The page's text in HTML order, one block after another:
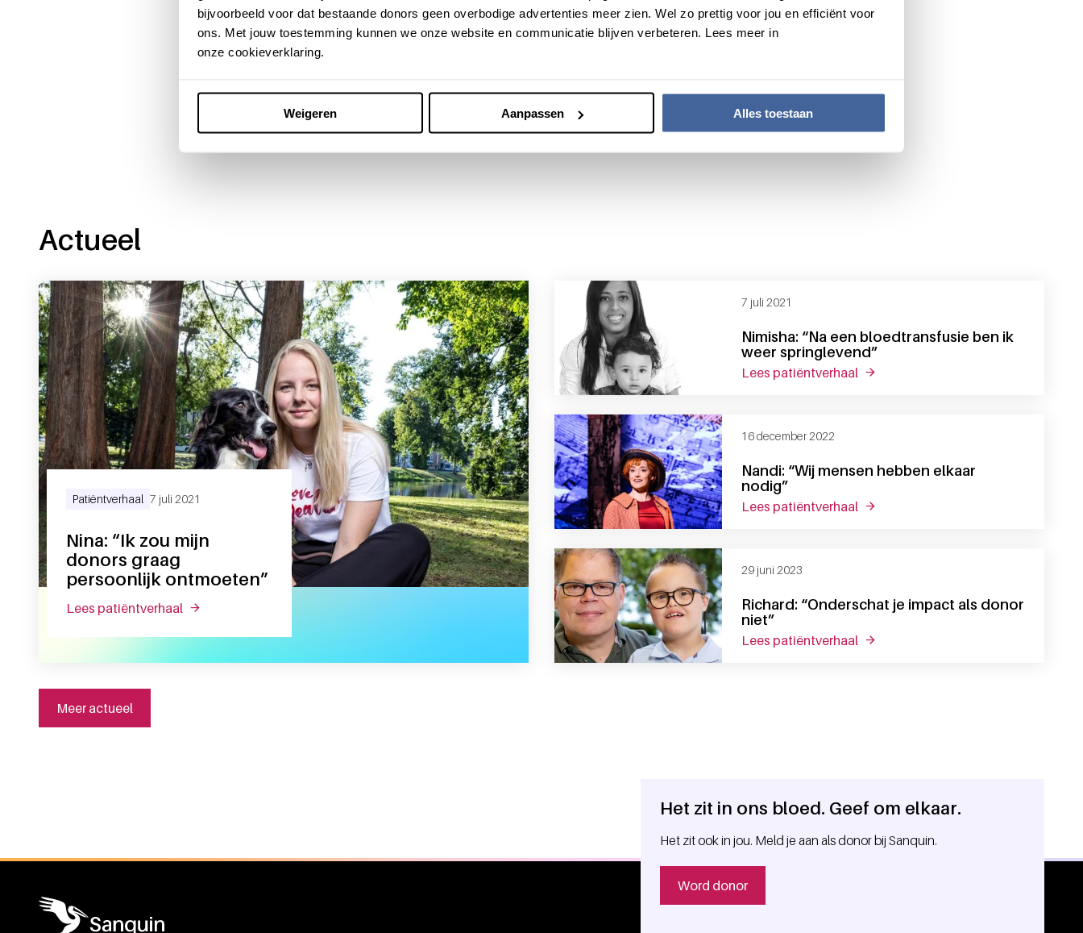
bijvoorbeeld voor dat bestaande donors geen overbodige advertenties meer zien. Wel zo prettig voor jou en efficiënt voor
ons. Met jouw toestemming kunnen we onze website en communicatie blijven verbeteren. Lees meer in
onze cookieverklaring.
Weigeren Aanpassen Alles toestaan
Actueel
Nina: “Ik zou mijn
donors graag
persoonlijk ontmoeten”
Patiëntverhaal 7 juli 2021
lees patiëntverhaal over nina: “ik zou mijn donors graag persoonlijk ontmoeten”
Nimisha: “Na een bloedtransfusie ben ik
weer springlevend”
7 juli 2021
lees patiëntverhaal over nimisha: “na een
Nandi: “Wij mensen hebben elkaar
nodig”
16 december 2022
lees patiëntverhaal over nandi: “wij mensen hebben
Richard: “Onderschat je impact als donor
niet”
29 juni 2023
lees patiëntverhaal over richard: “onderschat je impact
Meer actueel
Het zit in ons bloed. Geef om elkaar.
Het zit ook in jou. Meld je aan als donor bij Sanquin.
Word donor